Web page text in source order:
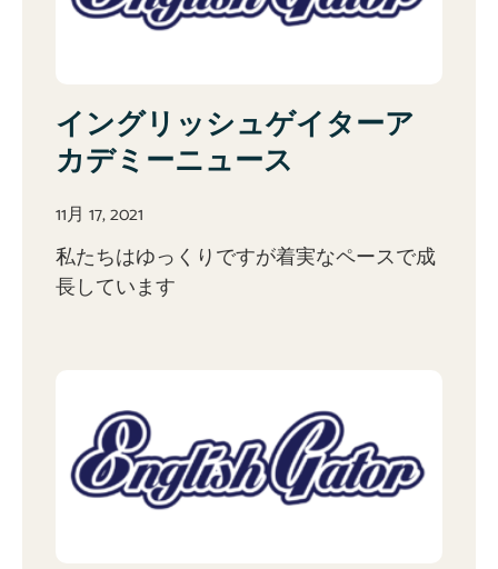
イングリッシュゲイターア
カデミーニュース
11月 17, 2021
私たちはゆっくりですが着実なペースで成
長しています